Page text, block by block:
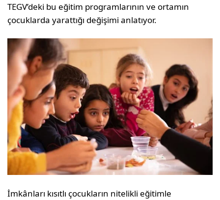
TEGV’deki bu eğitim programlarının ve ortamın
çocuklarda yarattığı değişimi anlatıyor.
İmkânları kısıtlı çocukların nitelikli eğitimle